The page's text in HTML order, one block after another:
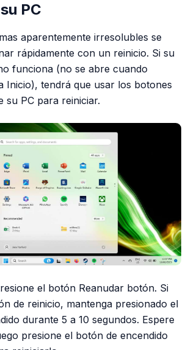
PC
aparentemente irresolubles se
rápidamente con un reinicio. Si su
funciona (no se abre cuando
Inicio), tendrá que usar los botones
su PC para reiniciar.
el botón Reanudar botón. Si
de reinicio, mantenga presionado el
durante 5 a 10 segundos. Espere
presione el botón de encendido